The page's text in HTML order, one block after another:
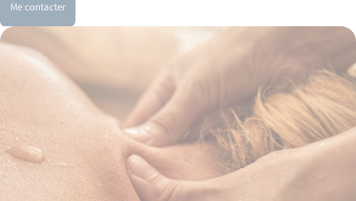
Me contacter